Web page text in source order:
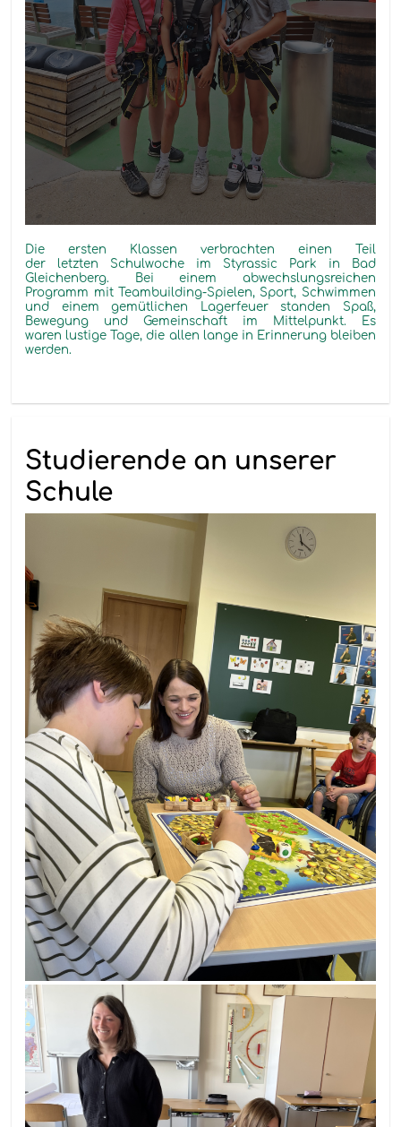
Die ersten Klassen verbrachten
einen Teil
der
letzten Schulwoche im Styrassic
Park in Bad
Gleichenberg. Bei einem abwechslungsreichen
Programm mit Teambuilding-Spielen, Sport, Schwimmen
und einem gemütlichen Lagerfeuer standen Spaß,
Bewegung und Gemeinschaft im Mittelpunkt. Es
waren lustige Tage, die allen lange in Erinnerung bleiben
werden.
Studierende an unserer
Schule